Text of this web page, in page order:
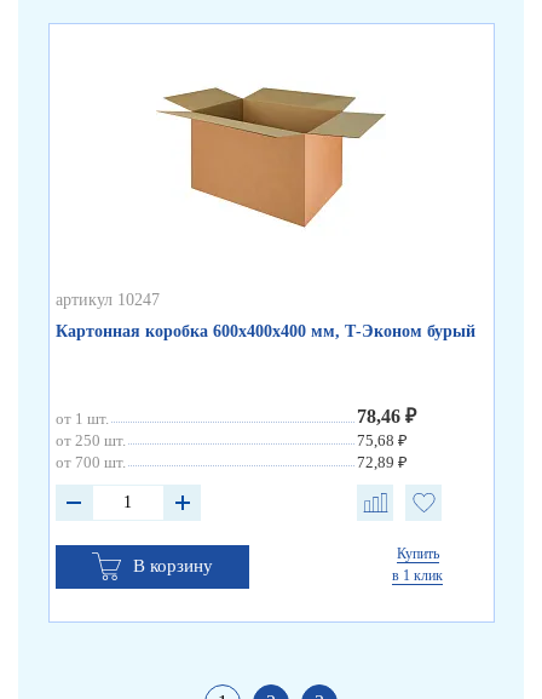
артикул 10247
Картонная коробка 600х400х400 мм, Т-Эконом бурый
от 1 шт. 78,46 ₽
от 250 шт.
75,68 ₽
от 700 шт.
72,89 ₽
В корзину
Купить
в 1 клик